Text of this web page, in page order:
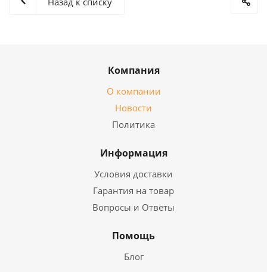
Компания
О компании
Новости
Политика
Информация
Условия доставки
Гарантия на товар
Вопросы и Ответы
Помощь
Блог